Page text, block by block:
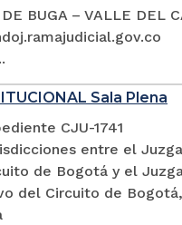
BUGA – VALLE DEL
Sala Plena
CJU-1741
entre el
de Bogotá y el
del Circuito de Bogotá,